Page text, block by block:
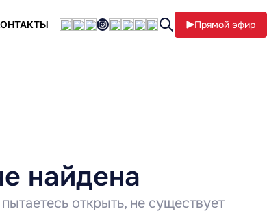
Прямой эфир
найдена
открыть, не существует